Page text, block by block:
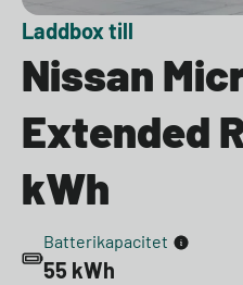
Laddbox till
Nissan
Extended
kWh
Batterikapacitet
55 kWh